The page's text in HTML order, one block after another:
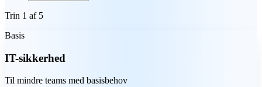
Trin 1 af 5
Basis
IT-sikkerhed
Til mindre teams med basisbehov